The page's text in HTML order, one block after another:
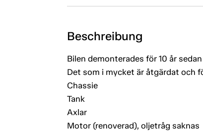
Beschreibung
Bilen demonterades för 10 år
Det som i mycket är åtgärdat och
Chassie
Tank
Axlar
Motor (renoverad), oljetråg saknas